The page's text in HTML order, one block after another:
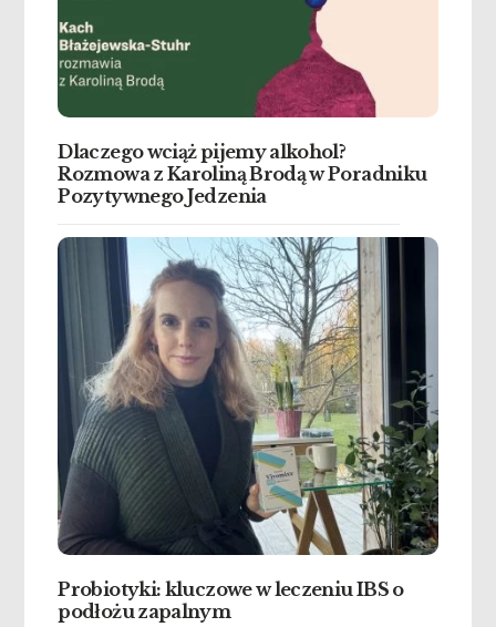
Dlaczego wciąż pijemy alkohol?
Rozmowa z Karoliną Brodą w Poradniku
Pozytywnego Jedzenia
Probiotyki: kluczowe w leczeniu IBS o
podłożu zapalnym